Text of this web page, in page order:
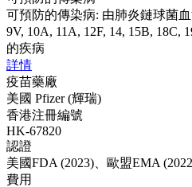
可預防的傳染病: 由肺炎鏈球菌血
9V, 10A, 11A, 12F, 14, 15B, 18C,
的疾病
詳情
疫苗藥廠
美國 Pfizer (輝瑞)
香港注冊編號
HK-67820
認證
美國FDA (2023)、歐盟EMA
費用